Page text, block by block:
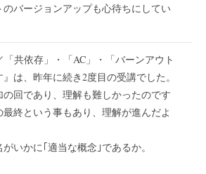
バージョンアップも心待ちにしてい
共依存」・「AC」・「バーンアウト
は、昨年に続き2度目の受講でした。
回であり、理解も難しかったのです
終という事もあり、理解が進んだよ
いかに｢適当な概念｣であるか。